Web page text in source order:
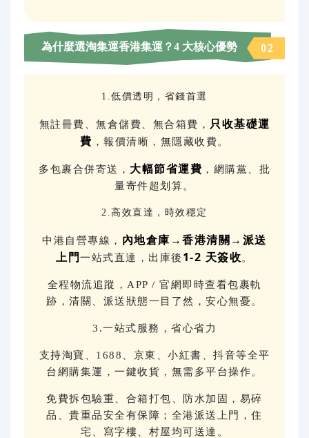
為什麼選淘集運香港集運？4 大核心優勢 02
1.低價透明，省錢首選
無註冊費、無倉儲費、無合箱費， 只收基礎運
費 ，報價清晰，無隱藏收費。
多包裹合併寄送， 大幅節省運費 ，網購黨、批
量寄件超划算。
2.高效直達，時效穩定
中港自營專線， 內地倉庫→香港清關→派送
上門一站式直達，出庫後 1-2 天簽收。
全程物流追蹤，APP / 官網即時查看包裹軌
跡，清關、派送狀態一目了然，安心無憂。
3.一站式服務，省心省力
支持淘寶、1688、京東、小紅書、抖音等全平
台網購集運，一鍵收貨，無需多平台操作。
免費拆包驗重、合箱打包、防水加固，易碎
品、貴重品安全有保障；全港派送上門，住
宅、寫字樓、村屋均可送達。